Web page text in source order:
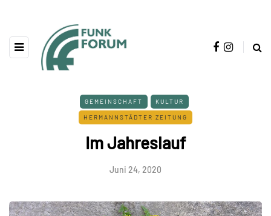
GEMEINSCHAFT KULTUR
HERMANNSTÄDTER ZEITUNG
Im Jahreslauf
Juni 24, 2020